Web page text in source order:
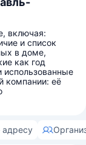
включая:
и список
в доме,
как год
использованные
компании: её